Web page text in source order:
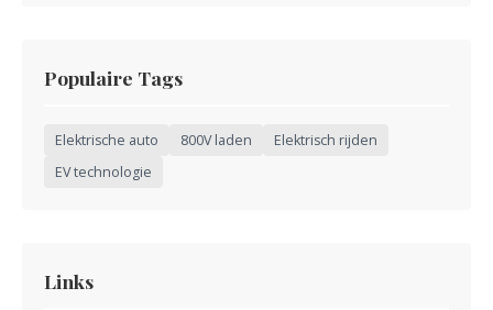
Populaire Tags
Elektrische auto 800V laden
Elektrisch rijden
EV technologie
Links